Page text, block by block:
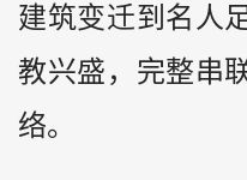
建筑变迁到名人
教兴盛，完整串
络。